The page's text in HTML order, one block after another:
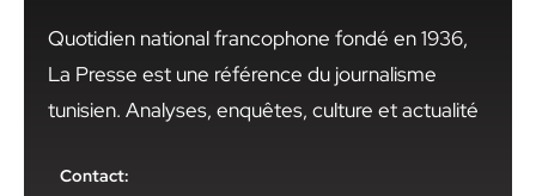
Quotidien national francophone fondé en 1936,
La Presse est une référence du journalisme
tunisien. Analyses, enquêtes, culture et actualité
Contact: